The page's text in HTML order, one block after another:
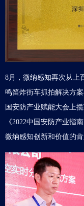
8月，微纳感知再次从上
鸣笛炸街车抓拍解决方案
国安防产业赋能大会上
《2022中国安防产业指
微纳感知创新和价值的肯